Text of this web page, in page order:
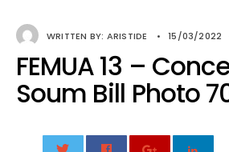
WRITTEN BY: ARISTIDE • 15/03/2022
FEMUA 13 –
Soum Bill Photo